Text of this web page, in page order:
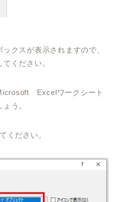
クスが表示されますので、
ください。
Excelワークシート
う。
ください。